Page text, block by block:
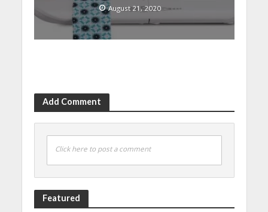
August 21, 2020
Add Comment
Click here to post a comment
Featured